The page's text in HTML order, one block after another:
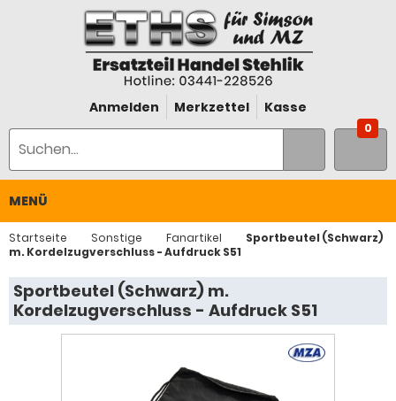
Anmelden Merkzettel Kasse
0
MENÜ
Startseite Sonstige Fanartikel
Sportbeutel (Schwarz)
m. Kordelzugverschluss - Aufdruck S51
Sportbeutel (Schwarz) m.
Kordelzugverschluss - Aufdruck S51